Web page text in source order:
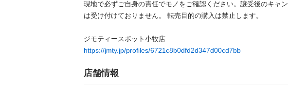
現地で必ずご⾃⾝の責任でモノをご確認ください。譲受後のキャ
は受け付けておりません。 転売⽬的の購⼊は禁⽌します。
https://jmty.jp/profiles/6721c8b0dfd2d347d00cd7bb
店舗情報